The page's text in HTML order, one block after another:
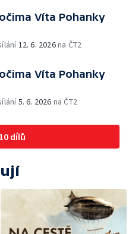
Víta Pohanky
12. 6. 2026na ČT2
Víta Pohanky
5. 6. 2026 na ČT2
dílů